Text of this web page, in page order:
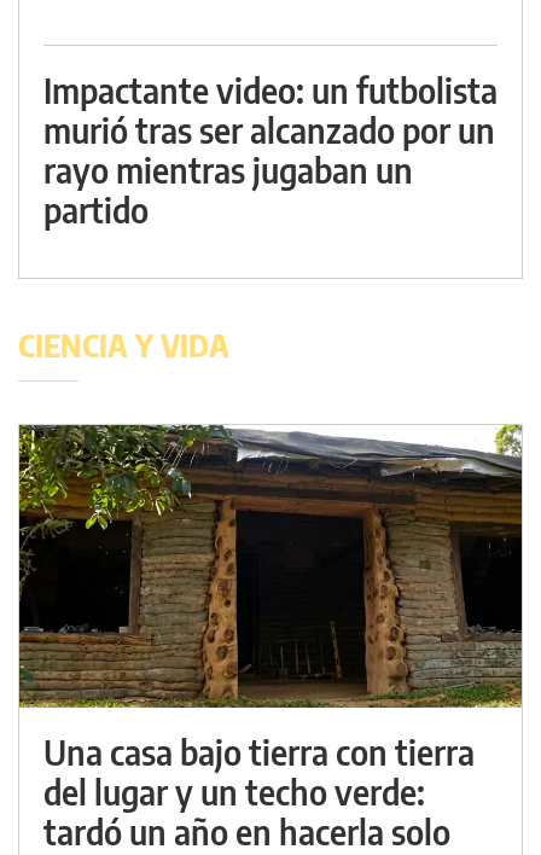
Impactante video: un futbolista
murió tras ser alcanzado por un
rayo mientras jugaban un
partido
CIENCIA Y VIDA
Una casa bajo tierra con tierra
del lugar y un techo verde:
tardó un año en hacerla solo